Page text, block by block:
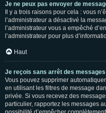
Je ne peux pas envoyer de
Il y a trois raisons pour cela : vous
l’administrateur a désactivé la
l’administrateur vous a empêché
l’administrateur pour plus
Haut
Je reçois sans arrêt des
Vous pouvez supprimer
en utilisant les filtres de message
privée. Si vous recevez des
particulier, rapportez les messages